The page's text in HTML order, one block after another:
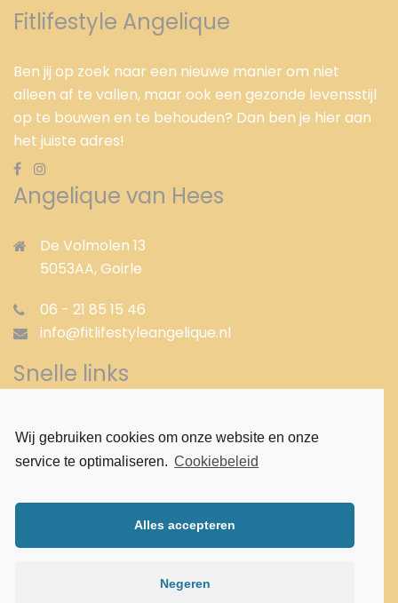
Wij gebruiken cookies om onze website en onze
service te optimaliseren. Cookiebeleid
Alles accepteren
Negeren
Fitlifestyle Angelique
Ben jij op zoek naar een nieuwe manier om niet
alleen af te vallen, maar ook een gezonde levensstijl
op te bouwen en te behouden? Dan ben je hier aan
het juiste adres!
Angelique van Hees
De Volmolen 13
5053AA,Goirle
06 - 21 85 15 46
info@fitlifestyleangelique.nl
Snelle links
Afvallen met shakes
Afvallen met pillen
Aloë vera Cleansingprogramma